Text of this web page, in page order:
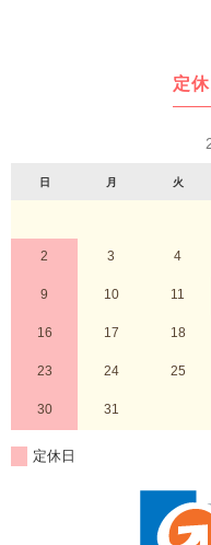
定
日 月 火
2 3 4
9 10 11
16 17 18
23 24 25
30 31
定休日